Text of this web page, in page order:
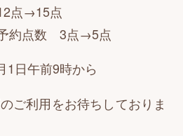
座
報誌
点→15点
約点数 3点→5点
1日午前9時から
ご利用をお待ちしておりま